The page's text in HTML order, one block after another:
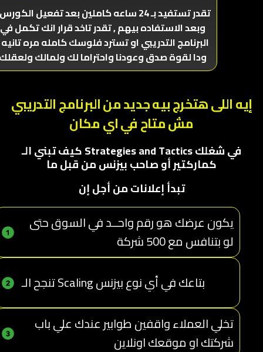
تقدر تستفيد بـ 24 ساعه كاملين بعد تفعيل
وبعد الاستفاده بيهم , تقدر تاخد قرار انك تكمل في
البرنامج التدريبي او تسترد فلوسك كامله مره
ودا لقوة صدق وعودنا واحتراما لك ولمالك
إيه اللى هتخرج بيه جديد من البرنامج التدريبي
مش متاح في اي مكان
كيف تبني الـ Strategies and Tactics في شغلك
كماركتير أو صاحب بيزنس من قبل ما
تبدأ إعلانات من أجل إن
يكون عرضك هو رقم واحــد في السوق حتى
لو بتنافس مع 500 شركة
تنجح الـ Scaling بتاعك في أي نوع بيزنس
تخلي العملاء واقفين طوابير عندك علي باب
شركتك او موقعك اونلاين